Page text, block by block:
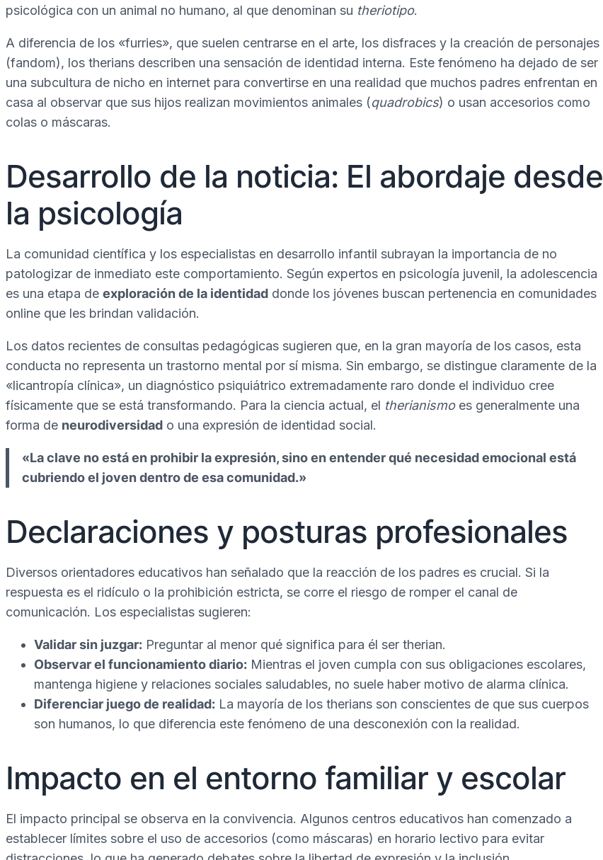
psicológica con un animal no humano, al que denominan su theriotipo.
A diferencia de los «furries», que suelen centrarse en el arte, los disfraces y la creación de personajes
(fandom), los therians describen una sensación de identidad interna. Este fenómeno ha dejado de ser
una subcultura de nicho en internet para convertirse en una realidad que muchos padres enfrentan en
casa al observar que sus hijos realizan movimientos animales (quadrobics) o usan accesorios como
colas o máscaras.
Desarrollo de la noticia: El abordaje desde
la psicología
La comunidad científica y los especialistas en desarrollo infantil subrayan la importancia de no
patologizar de inmediato este comportamiento. Según expertos en psicología juvenil, la adolescencia
es una etapa de exploración de la identidad donde los jóvenes buscan pertenencia en comunidades
online que les brindan validación.
Los datos recientes de consultas pedagógicas sugieren que, en la gran mayoría de los casos, esta
conducta no representa un trastorno mental por sí misma. Sin embargo, se distingue claramente de la
«licantropía clínica», un diagnóstico psiquiátrico extremadamente raro donde el individuo cree
físicamente que se está transformando. Para la ciencia actual, el therianismoes generalmente una
forma de neurodiversidad o una expresión de identidad social.
«La clave no está en prohibir la expresión, sino en entender qué necesidad emocional está
cubriendo el joven dentro de esa comunidad.»
Declaraciones y posturas profesionales
Diversos orientadores educativos han señalado que la reacción de los padres es crucial. Si la
respuesta es el ridículo o la prohibición estricta, se corre el riesgo de romper el canal de
comunicación. Los especialistas sugieren:
Validar sin juzgar: Preguntar al menor qué significa para él ser therian.
Observar el funcionamiento diario: Mientras el joven cumpla con sus obligaciones escolares,
mantenga higiene y relaciones sociales saludables, no suele haber motivo de alarma clínica.
Diferenciar juego de realidad: La mayoría de los therians son conscientes de que sus cuerpos
son humanos, lo que diferencia este fenómeno de una desconexión con la realidad.
Impacto en el entorno familiar y escolar
El impacto principal se observa en la convivencia. Algunos centros educativos han comenzado a
establecer límites sobre el uso de accesorios (como máscaras) en horario lectivo para evitar